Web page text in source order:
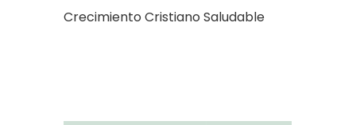
Crecimiento Cristiano Saludable